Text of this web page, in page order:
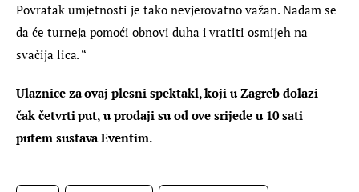
Povratak umjetnosti je tako nevjerovatno važan. Nadam se
da će turneja pomoći obnovi duha i vratiti osmijeh na
svačija lica. “
Ulaznice za ovaj plesni spektakl, koji u Zagreb dolazi
čak četvrti put, u prodaji su od ove srijede u 10 sati
putem sustava Eventim.